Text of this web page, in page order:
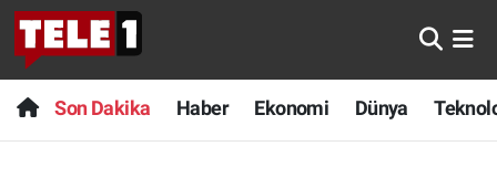
Son Dakika Haber Ekonomi Dünya
Anında Manşet
Başka Sohbetler
Son Dakika
Haber
Nöbetçi Eczaneler
Hava Durumu